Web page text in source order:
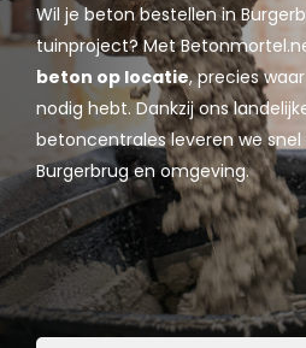
Wil je beton bestellen in
tuinproject? Met
beton op locatie, precies
nodig hebt. Dankzij ons
betoncentrales leveren we
Burgerbrug en omgeving.